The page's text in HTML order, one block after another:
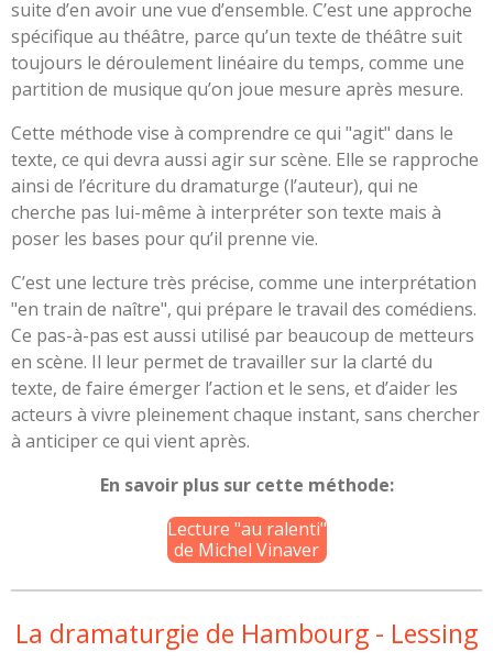
suite d’en avoir une vue d’ensemble. C’est une approche
spécifique au théâtre, parce qu’un texte de théâtre suit
toujours le déroulement linéaire du temps, comme une
partition de musique qu’on joue mesure après mesure.
Cette méthode vise à comprendre ce qui "agit" dans le
texte, ce qui devra aussi agir sur scène. Elle se rapproche
ainsi de l’écriture du dramaturge (l’auteur), qui ne
cherche pas lui-même à interpréter son texte mais à
poser les bases pour qu’il prenne vie.
C’est une lecture très précise, comme une interprétation
"en train de naître", qui prépare le travail des comédiens.
Ce pas-à-pas est aussi utilisé par beaucoup de metteurs
en scène. Il leur permet de travailler sur la clarté du
texte, de faire émerger l’action et le sens, et d’aider les
acteurs à vivre pleinement chaque instant, sans chercher
à anticiper ce qui vient après.
En savoir plus sur cette méthode:
Lecture "au ralenti"
de Michel Vinaver
La dramaturgie de Hambourg - Lessing